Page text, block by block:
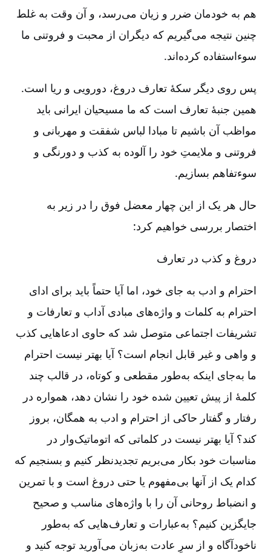
هم به خودمان ضرر و زیان می‌رسد، و آن وقت به غلط
چنین نتیجه می‌گیریم که دیگران از محبت و فروتنی ما
سوء‌استفاده کرده‌اند.
پس روی دیگر سکۀ تعارف دروغ، دورویی و ریا است.
همین جنبۀ تعارف است که ما مسیحیان ایرانی باید
مواظب آن باشیم تا مبادا لباس شفقت و مهربانی و
فروتنی و ملایمتِ خود را آلوده به کذب و دورنگی و
سوءتفاهم بسازیم.
حال هر یک از این چهار معضل فوق را در زیر به
اختصار بررسی خواهیم کرد:
دروغ و کذب در تعارف
احترام و ادب به جای خود، اما آیا حتماً باید برای ادای
احترام به کلمات و واژه‌های مبادی آداب و تعارفات و
تشریفات اجتماعی متوصل شد که حاوی ادعاهایی کذب
و واهی و غیر قابل انجام است؟ آیا بهتر نیست احترام
ما به‌جای اینکه به‌طور مقطعی و کوتاه، در قالب چند
کلمۀ از پیش تعیین‌ شده خود را نشان دهد، همواره در
رفتار و گفتار حاکی از احترام و ادب به همگان، بروز
کند؟ آیا بهتر نیست در کلماتی که اتوماتیک‌وار در
مناسبات خود بکار می‌بریم تجدیدنظر کنیم و بسنجیم که
کدام یک از آنها بی‌مفهوم یا حتی دروغ است و با تمرین
و انضباط روحانی آن را با واژه‌های مناسب و صحیح
جایگزین کنیم؟ به‌عبارات و تعارف‌هایی که به‌طور
ناخودآگاه و از سرِ عادت به‌زبان می‌آورید توجه کنید و